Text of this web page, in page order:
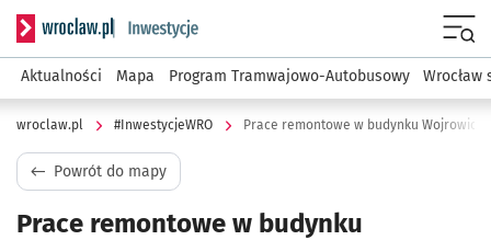
Serwis informacyjny wroclaw.pl podserwis:
Aktualności Mapa Program Tramwajowo-Autobusowy Wrocław
wroclaw.pl #InwestycjeWRO Prace remontowe w budynku
Powrót do mapy
Prace remontowe w budynku